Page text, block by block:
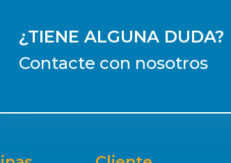
¿TIENE ALGUNA DUDA?
Contacte con nosotros